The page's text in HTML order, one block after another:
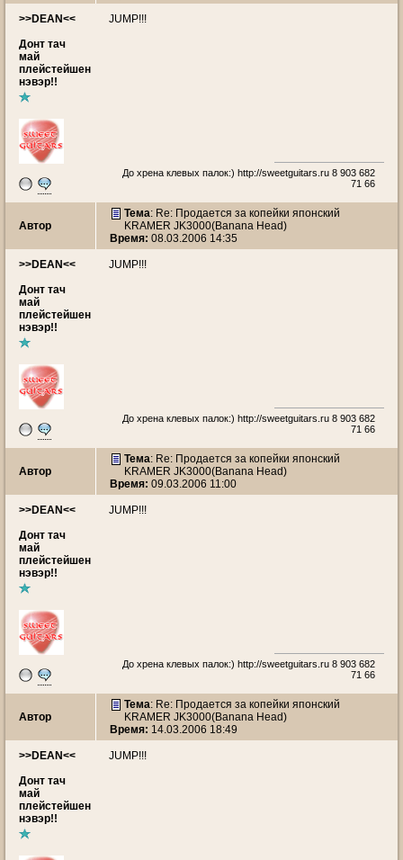
>>DEAN<<
Донт тач
май
плейстейшен
нэвэр!!
JUMP!!!
До хрена клевых палок:) http://sweetguitars.ru 8 903 682
71 66
Автор
Тема: Re: Продается за копейки японский
KRAMER JK3000(Banana Head)
Время: 08.03.2006 14:35
>>DEAN<<
Донт тач
май
плейстейшен
нэвэр!!
JUMP!!!
До хрена клевых палок:) http://sweetguitars.ru 8 903 682
71 66
Автор
Тема: Re: Продается за копейки японский
KRAMER JK3000(Banana Head)
Время: 09.03.2006 11:00
>>DEAN<<
Донт тач
май
плейстейшен
нэвэр!!
JUMP!!!
До хрена клевых палок:) http://sweetguitars.ru 8 903 682
71 66
Автор
Тема: Re: Продается за копейки японский
KRAMER JK3000(Banana Head)
Время: 14.03.2006 18:49
>>DEAN<<
Донт тач
май
плейстейшен
нэвэр!!
JUMP!!!